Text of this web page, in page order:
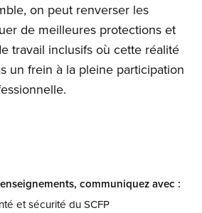
on peut renverser les
de meilleures protections et
travail inclusifs où cette réalité
un frein à la pleine participation
communiquez avec :
et sécurité du SCFP